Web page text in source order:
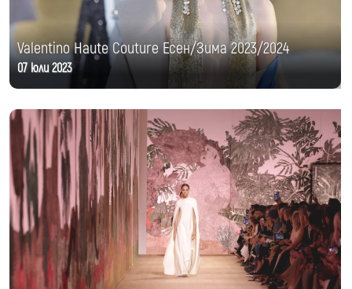
Valentino Haute Couture Есен/Зима 2023/2024
07 юли 2023